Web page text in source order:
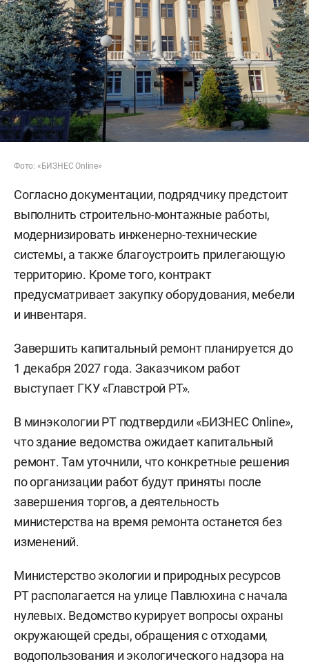
Фото: «БИЗНЕС Online»
Согласно документации, подрядчику предстоит
выполнить строительно-монтажные работы,
модернизировать инженерно-технические
системы, а также благоустроить прилегающую
территорию. Кроме того, контракт
предусматривает закупку оборудования, мебели
и инвентаря.
Завершить капитальный ремонт планируется до
1 декабря 2027 года. Заказчиком работ
выступает ГКУ «Главстрой РТ».
В минэкологии РТ подтвердили «БИЗНЕС Online»,
что здание ведомства ожидает капитальный
ремонт. Там уточнили, что конкретные решения
по организации работ будут приняты после
завершения торгов, а деятельность
министерства на время ремонта останется без
изменений.
Министерство экологии и природных ресурсов
РТ располагается на улице Павлюхина с начала
нулевых. Ведомство курирует вопросы охраны
окружающей среды, обращения с отходами,
водопользования и экологического надзора на